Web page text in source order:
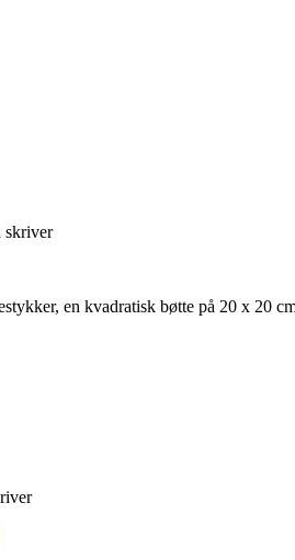
skriver
en kvadratisk bøtte på 20 x 20